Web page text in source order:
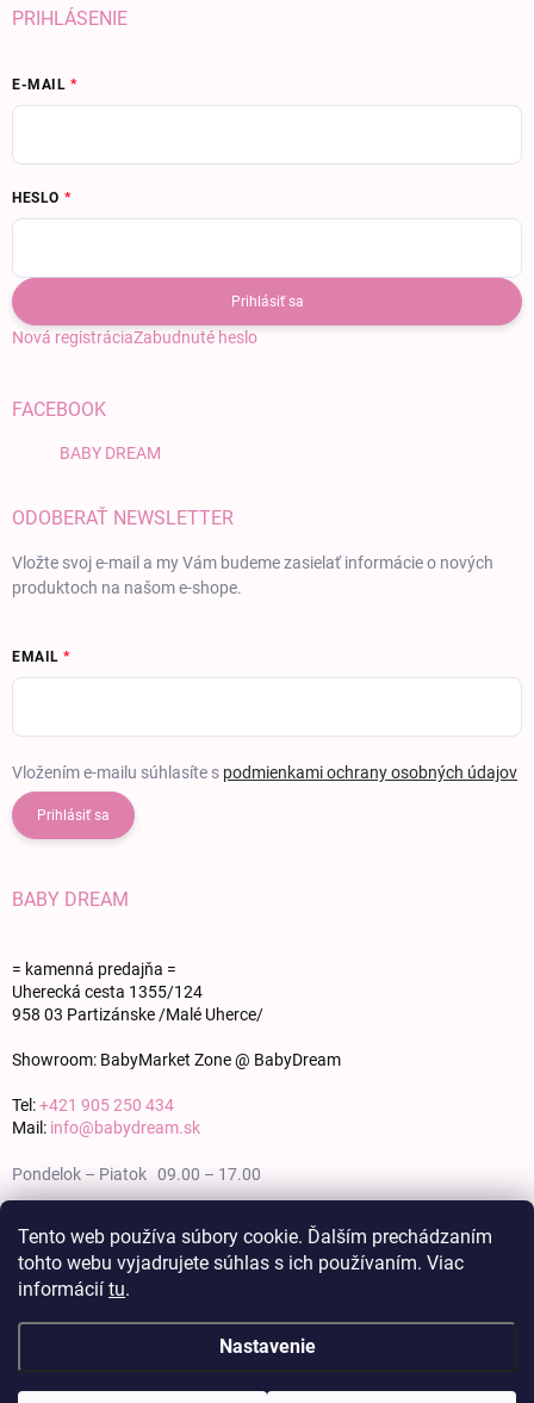
Tento web používa súbory cookie. Ďalším prechádzaním
tohto webu vyjadrujete súhlas s ich používaním. Viac
informácií tu.
Nastavenie
PRIHLÁSENIE
E-MAIL
HESLO
Prihlásiť sa
Nová registráciaZabudnuté heslo
FACEBOOK
BABY DREAM
ODOBERAŤ NEWSLETTER
Vložte svoj e-mail a my Vám budeme zasielať informácie o nových
produktoch na našom e-shope.
EMAIL
Vložením e-mailu súhlasíte s podmienkami ochrany osobných údajov
Prihlásiť sa
BABY DREAM
= kamenná predajňa =
Uherecká cesta 1355/124
958 03 Partizánske /Malé Uherce/
Showroom: BabyMarket Zone @ BabyDream
Tel:+421 905 250 434
Mail: info@babydream.sk
Pondelok – Piatok 09.00 – 17.00
Nedeľa zatvorené
Copyright 2026BABY DREAM. Všetky práva vyhradené.Upraviť nastavenie